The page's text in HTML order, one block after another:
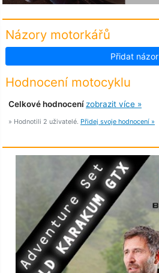
Názory motorkářů
Přidat názor
Hodnocení motocyklu
Celkové hodnocenízobrazit více »
» Hodnotili 2 uživatelé. Přidej svoje hodnocení »